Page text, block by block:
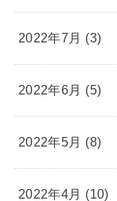
2022年7月 (3)
2022年6月 (5)
2022年5月 (8)
2022年4月 (10)